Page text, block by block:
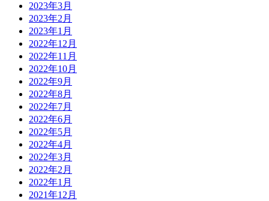
2023年3月
2023年2月
2023年1月
2022年12月
2022年11月
2022年10月
2022年9月
2022年8月
2022年7月
2022年6月
2022年5月
2022年4月
2022年3月
2022年2月
2022年1月
2021年12月